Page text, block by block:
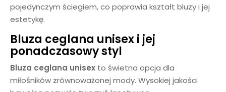
pojedynczym ściegiem, co poprawia kształt bluzy i jej
estetykę.
Bluza ceglana unisex i jej
ponadczasowy styl
Bluza ceglana unisex to świetna opcja dla
miłośników zrównoważonej mody. Wysokiej jakości